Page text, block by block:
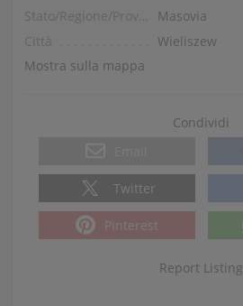
Masovia
Città
Wieliszew
Mostra sulla mappa
Condividi
Twitter
Pinterest
Report Listing